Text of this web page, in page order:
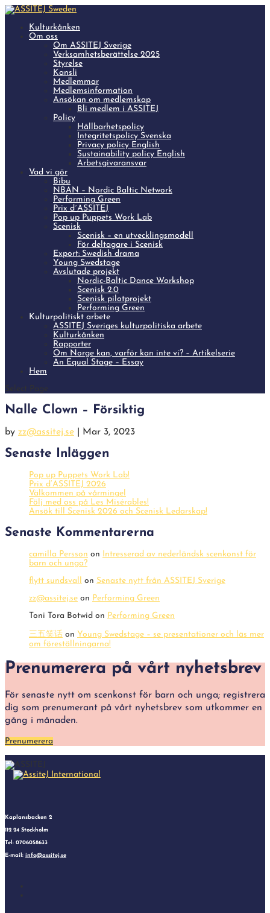
Kulturkånken
Om oss
Om ASSITEJ Sverige
Verksamhetsberättelse 2025
Styrelse
Kansli
Medlemmar
Medlemsinformation
Ansökan om medlemskap
Bli medlem i ASSITEJ
Policy
Hållbarhetspolicy
Integritetspolicy Svenska
Privacy policy English
Sustainability policy English
Arbetsgivaransvar
Vad vi gör
Bibu
NBAN – Nordic Baltic Network
Performing Green
Prix d´ASSITEJ
Pop up Puppets Work Lab
Scenisk
Scenisk – en utvecklingsmodell
För deltagare i Scenisk
Export: Swedish drama
Young Swedstage
Avslutade projekt
Nordic-Baltic Dance Workshop
Scenisk 2.0
Scenisk pilotprojekt
Performing Green
Kulturpolitiskt arbete
ASSITEJ Sveriges kulturpolitiska arbete
Kulturkånken
Rapporter
Om Norge kan, varför kan inte vi? – Artikelserie
An Equal Stage – Essay
Hem
Select Page
Nalle Clown – Försiktig
by zz@assitej.se Mar 3, 2023
Senaste Inläggen
Pop up Puppets Work Lab!
Prix d’ASSITEJ 2026
Välkommen på vårmingel
Följ med oss på Les Misérables!
Ansök till Scenisk 2026 och Scenisk Ledarskap!
Senaste Kommentarerna
camilla Persson on
Intresserad av nederländsk scenkonst för
barn och unga?
flytt sundsvall
on Senaste nytt från ASSITEJ Sverige
zz@assitej.se on Performing Green
Toni Tora Botwid on Performing Green
三五笑话 on Young Swedstage – se presentationer och läs mer
om föreställningarna!
Prenumerera på vårt nyhetsbrev
För senaste nytt om scenkonst för barn och unga; registrera
dig som prenumerant på vårt nyhetsbrev som utkommer en
gång i månaden.
Prenumerera
Kaplansbacken 2
112 24 Stockholm
Tel: 0706058633
E-mail: info@assitej.se